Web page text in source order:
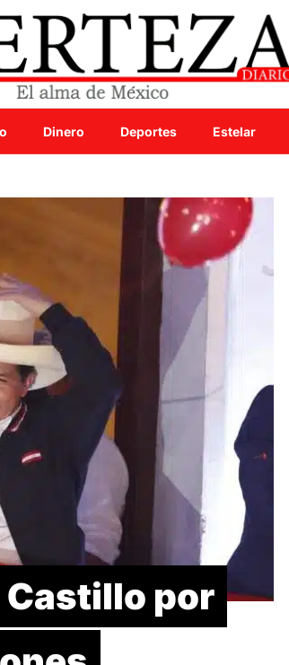
Dinero Deportes Estelar
por